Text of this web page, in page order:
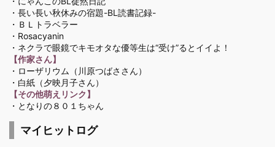
・長い長い秋休みの宿題-BL読書記録-
・ＢＬトラベラー
・Rosacyanin
・ネクラで眼鏡でキモオタな優等生は“受け”るとイイよ！
【作家さん】
・ローザリウム （川原つばささん）
・白紙 （夕映月子さん）
【その他萌えリンク】
・となりの８０１ちゃん
マイヒットログ